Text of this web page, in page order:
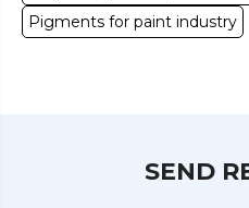
Pigments for paint industry
SEND